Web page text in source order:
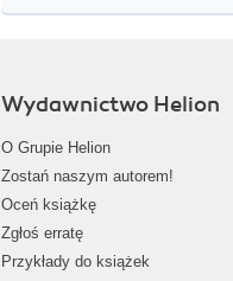
Wydawnictwo Helion
O Grupie Helion
Zostań naszym autorem!
Oceń książkę
Zgłoś erratę
Przykłady do książek